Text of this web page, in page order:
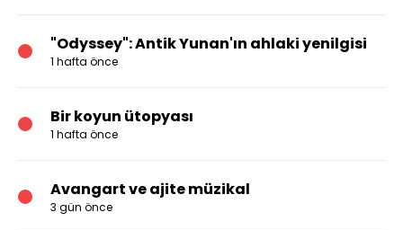
"Odyssey": Antik Yunan'ın ahlaki yenilgisi
1 hafta önce
Bir koyun ütopyası
1 hafta önce
Avangart ve ajite müzikal
3 gün önce